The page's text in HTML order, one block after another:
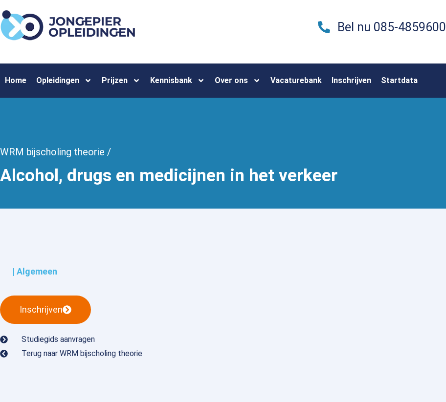
Bel nu 085-4859600
Home Opleidingen Prijzen Kennisbank Over ons Vacaturebank Inschrijven Startdata
WRM bijscholing theorie /
Alcohol, drugs en medicijnen in het verkeer
| Algemeen
Inschrijven
Studiegids aanvragen
Terug naar WRM bijscholing theorie